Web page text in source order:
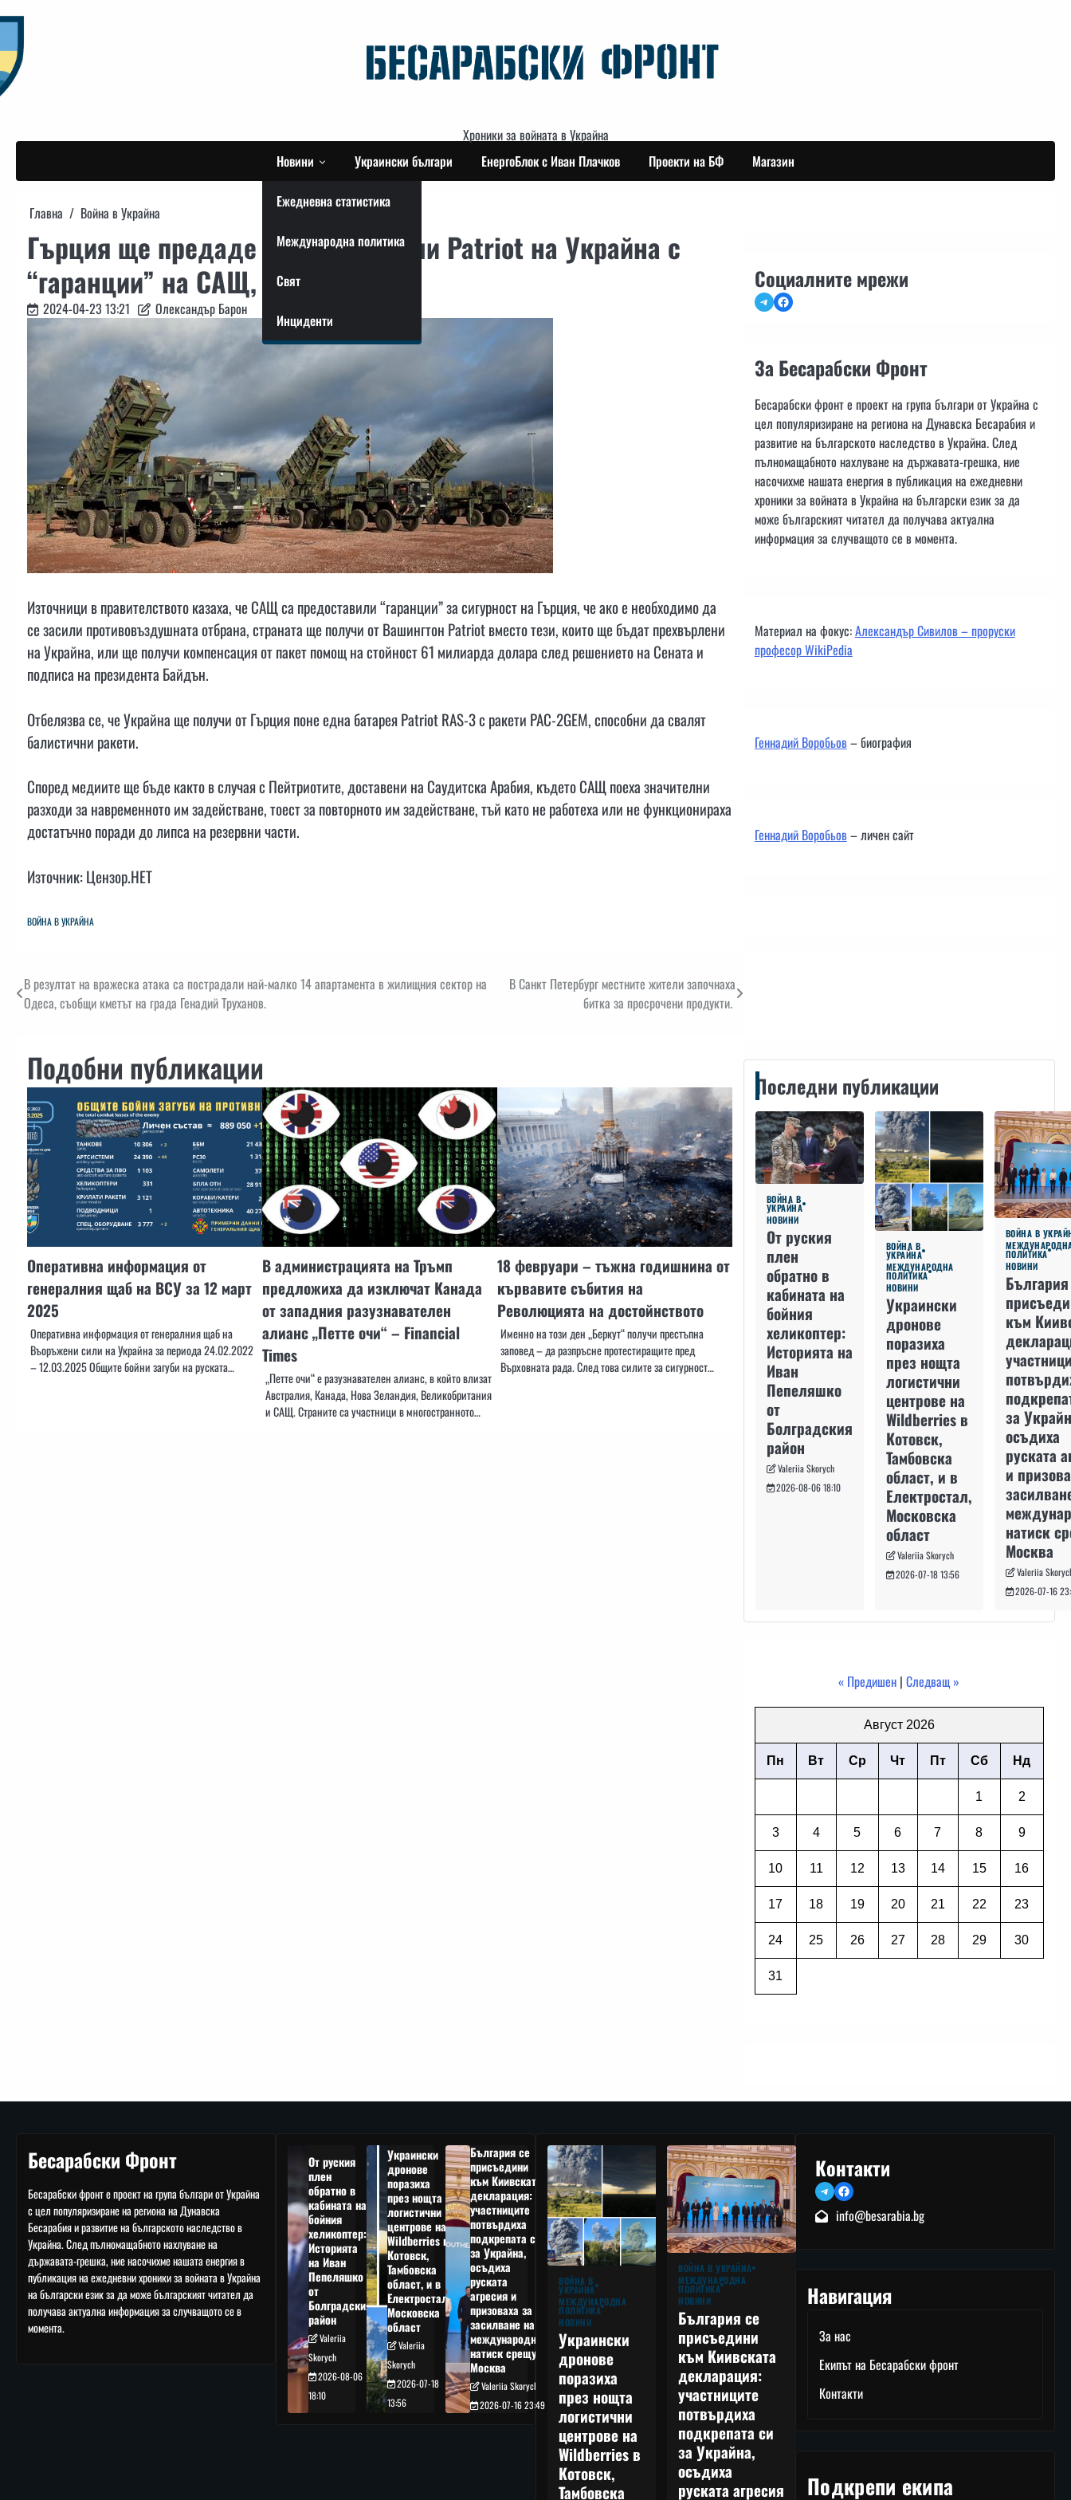
to
content
Хроники за войната в Украйна
Новини
Ежедневна статистика
Международна политика
Свят
Инциденти
Украински българи ЕнергоБлок с Иван Плачков Проекти на БФ Магазин
Главна Война в Украйна
Гърция ще предаде своите системи Patriot на Украйна с
“гаранции” на САЩ, – СМИ
2024-04-23 13:21 Олександър Барон
Източници в правителството казаха, че САЩ са предоставили “гаранции” за сигурност на Гърция, че ако е необходимо да
се засили противовъздушната отбрана, страната ще получи от Вашингтон Patriot вместо тези, които ще бъдат прехвърлени
на Украйна, или ще получи компенсация от пакет помощ на стойност 61 милиарда долара след решението на Сената и
подписа на президента Байдън.
Отбелязва се, че Украйна ще получи от Гърция поне една батарея Patriot RAS-3 с ракети PAC-2GEM, способни да свалят
балистични ракети.
Според медиите ще бъде както в случая с Пейтриотите, доставени на Саудитска Арабия, където САЩ поеха значителни
разходи за навременното им задействане, тоест за повторното им задействане, тъй като не работеха или не функционираха
достатъчно поради до липса на резервни части.
Източник: Цензор.НЕТ
ВОЙНА В УКРАЙНА
Навигация
В резултат на вражеска атака са пострадали най-малко 14 апартамента в жилищния сектор на
Одеса, съобщи кметът на града Генадий Труханов.
В Санкт Петербург местните жители започнаха
битка за просрочени продукти.
Подобни публикации
Оперативна информация от
генералния щаб на ВСУ за 12 март
2025
Оперативна информация от генералния щаб на
Въоръжени сили на Украйна за периода 24.02.2022
– 12.03.2025 Общите бойни загуби на руската…
В администрацията на Тръмп
предложиха да изключат Канада
от западния разузнавателен
алианс „Петте очи“ – Financial
Times
„Петте очи“ е разузнавателен алианс, в който влизат
Австралия, Канада, Нова Зеландия, Великобритания
и САЩ. Страните са участници в многостранното…
18 февруари – тъжна годишнина от
кървавите събития на
Революцията на достойнството
Именно на този ден „Беркут“ получи престъпна
заповед – да разпръсне протестиращите пред
Върховната рада. След това силите за сигурност…
Социалните мрежи
TelegramFacebook
За Бесарабски Фронт
Бесарабски фронт е проект на група българи от Украйна с
цел популяризиране на региона на Дунавска Бесарабия и
развитие на българското наследство в Украйна. След
пълномащабното нахлуване на държавата-грешка, ние
насочихме нашата енергия в публикация на ежедневни
хроники за войната в Украйна на български език за да
може българският читател да получава актуална
информация за случващото се в момента.
Материал на фокус:Александър Сивилов – проруски
професор WikiPedia
Геннадий Воробьов– биография
Геннадий Воробьов– личен сайт
Последни публикации
ВОЙНА В
УКРАЙНА
НОВИНИ
От руския
плен
обратно в
кабината на
бойния
хеликоптер:
Историята на
Иван
Пепеляшко
от
Болградския
район
Valeriia Skorych
2026-08-06 18:10
ВОЙНА В
УКРАЙНА
МЕЖДУНАРОДНА
ПОЛИТИКА
НОВИНИ
Украински
дронове
поразиха
през нощта
логистични
центрове на
Wildberries в
Котовск,
Тамбовска
област, и в
Електростал,
Московска
област
Valeriia Skorych
2026-07-18 13:56
ВОЙНА В
ПОЛИТИКА
НОВИНИ
към
за
осъдиха
руската
и
натиск
Москва
Valeriia
2026-07-16
« Предишен |Следващ »
Август 2026
Пн Вт Ср Чт Пт Сб Нд
1 2
3 4 5 6 7 8 9
10 11 12 13 14 15 16
17 18 19 20 21 22 23
24 25 26 27 28 29 30
31
Бесарабски Фронт
Бесарабски фронт е проект на група българи от Украйна
с цел популяризиране на региона на Дунавска
Бесарабия и развитие на българското наследство в
Украйна. След пълномащабното нахлуване на
държавата-грешка, ние насочихме нашата енергия в
публикация на ежедневни хроники за войната в Украйна
на български език за да може българският читател да
получава актуална информация за случващото се в
момента.
От руския
плен
обратно в
кабината на
бойния
хеликоптер:
Историята
на Иван
Пепеляшко
от
Болградския
район
Valeriia
Skorych
2026-08-06
18:10
Украински
дронове
поразиха
през нощта
логистични
центрове на
Wildberries в
Котовск,
Тамбовска
област, и в
Електростал,
Московска
област
Valeriia
Skorych
2026-07-18
13:56
България се
присъедини
към Киивската
декларация:
участниците
потвърдиха
подкрепата си
за Украйна,
осъдиха
руската
агресия и
призоваха за
засилване на
международния
натиск срещу
Москва
Valeriia Skorych
2026-07-16 23:49
ВОЙНА В
УКРАЙНА
МЕЖДУНАРОДНА
ПОЛИТИКА
НОВИНИ
Украински
дронове
поразиха
през нощта
логистични
центрове на
Wildberries в
Котовск,
Тамбовска
ВОЙНА В УКРАЙНА
МЕЖДУНАРОДНА
ПОЛИТИКА
НОВИНИ
България се
присъедини
към Киивската
декларация:
участниците
потвърдиха
подкрепата си
за Украйна,
осъдиха
руската агресия
Контакти
TelegramFacebook
info@besarabia.bg
Навигация
За нас
Екипът на Бесарабски фронт
Контакти
Подкрепи екипа